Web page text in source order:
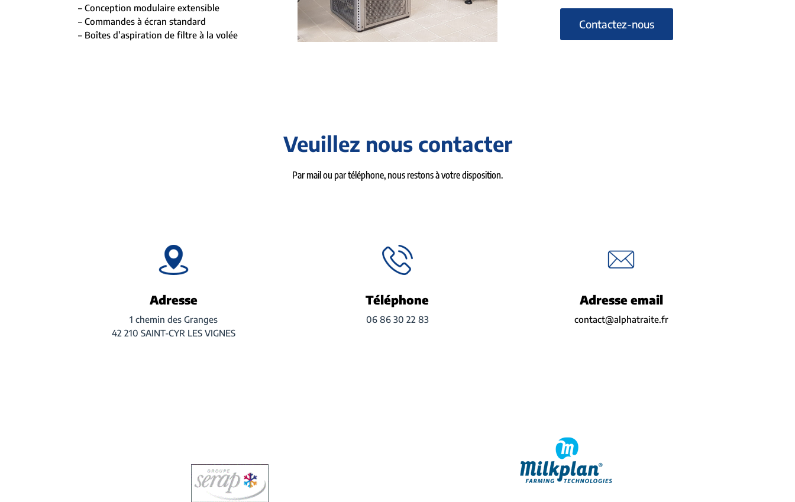
– Conception modulaire extensible
– Commandes à écran standard
– Boîtes d’aspiration de filtre à la volée
Contactez-nous
Veuillez nous contacter
Par mail ou par téléphone, nous restons à votre disposition.
Adresse
1 chemin des Granges
42 210 SAINT-CYR LES VIGNES
Téléphone
06 86 30 22 83
Adresse email
contact@alphatraite.fr